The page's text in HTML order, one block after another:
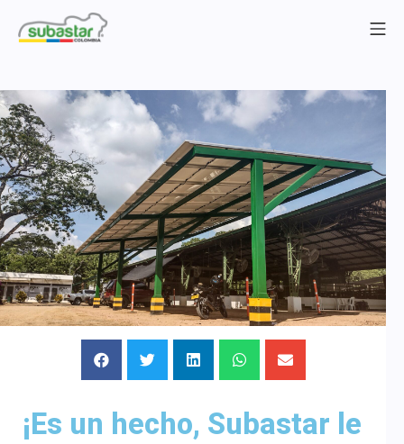
¡Es un hecho, Subastar le